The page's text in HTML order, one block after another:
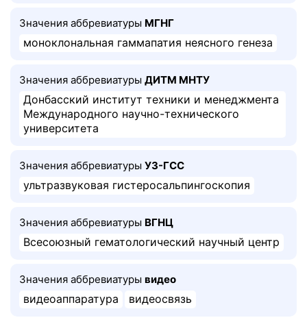
Значения аббревиатуры МГНГ
моноклональная гаммапатия неясного генеза
Значения аббревиатуры ДИТМ МНТУ
Донбасский институт техники и менеджмента
Международного научно-технического
университета
Значения аббревиатуры УЗ-ГСС
ультразвуковая гистеросальпингоскопия
Значения аббревиатуры ВГНЦ
Всесоюзный гематологический научный центр
Значения аббревиатуры видео
видеоаппаратура видеосвязь